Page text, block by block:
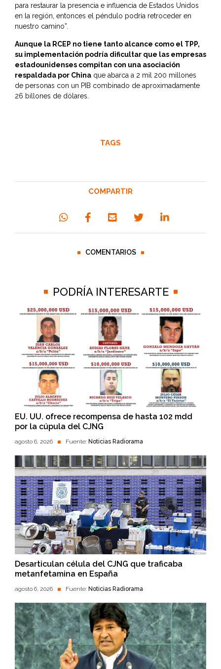
para restaurar la presencia e influencia de Estados Unidos
en la región, entonces el péndulo podría retroceder en
nuestro camino”.
Aunque la RCEP no tiene tanto alcance como el TPP,
su implementación podría dificultar que las empresas
estadounidenses compitan con una asociación
respaldada por China que abarca a 2 mil 200 millones
de personas con un PIB combinado de aproximadamente
26 billones de dólares.
TAGS
COMPARTIR
COMENTARIOS
PODRÍA INTERESARTE
EU. UU. ofrece recompensa de hasta 102 mdd
por la cúpula del CJNG
agosto 6, 2026 Fuente: Noticias Radiorama
Desarticulan célula del CJNG que traficaba
metanfetamina en España
agosto 6, 2026 Fuente: Noticias Radiorama